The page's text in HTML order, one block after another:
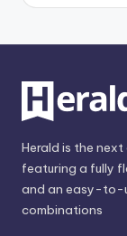
Herald is the
featuring a fully
and an easy-to-
combinations